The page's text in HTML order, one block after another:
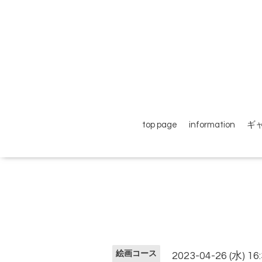
top page information ギ
絵画コース 2023-04-26 (水)